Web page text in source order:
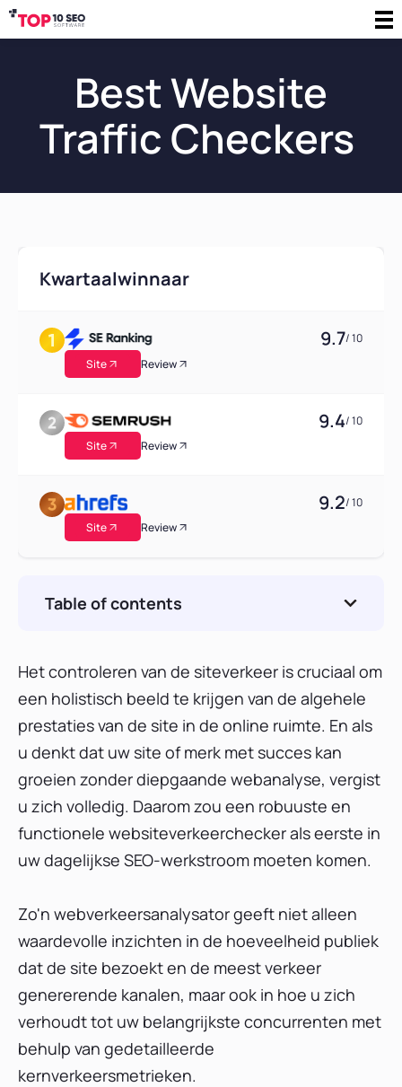
Best Website
Traffic Checkers
Het controleren van de siteverkeer is cruciaal om
een ​​holistisch beeld te krijgen van de algehele
prestaties van de site in de online ruimte. En als
u denkt dat uw site of merk met succes kan
groeien zonder diepgaande webanalyse, vergist
u zich volledig. Daarom zou een robuuste en
functionele websiteverkeerchecker als eerste in
uw dagelijkse SEO-werkstroom moeten komen.
Zo'n webverkeersanalysator geeft niet alleen
waardevolle inzichten in de hoeveelheid publiek
dat de site bezoekt en de meest verkeer
genererende kanalen, maar ook in hoe u zich
verhoudt tot uw belangrijkste concurrenten met
behulp van gedetailleerde
kernverkeersmetrieken.
Kwartaalwinnaar
9.7/ 10
Site
Review
9.4/ 10
Site
Review
9.2/ 10
Site
Review
Table of contents
1. SE Ranking
Overzicht
Voordelen
Nadelen
Prijzen
Oordeel
2. SimilarWeb
3. Ahrefs
5. Ubersuggest
7. Sitechecker
8. Conductor
9. Seomator
10. Wincher